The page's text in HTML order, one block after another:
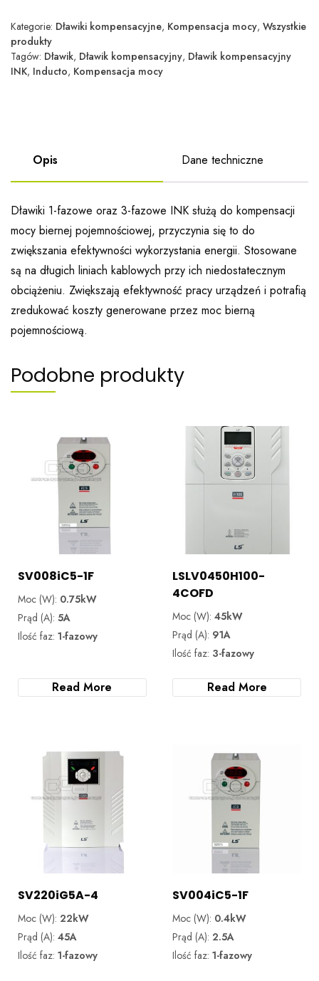
Kategorie: Dławiki kompensacyjne, Kompensacja mocy, Wszystkie
produkty
Tagów: Dławik, Dławik kompensacyjny, Dławik kompensacyjny
INK, Inducto, Kompensacja mocy
Opis Dane techniczne
Dławiki 1-fazowe oraz 3-fazowe INK służą do kompensacji
mocy biernej pojemnościowej, przyczynia się to do
zwiększania efektywności wykorzystania energii. Stosowane
są na długich liniach kablowych przy ich niedostatecznym
obciążeniu. Zwiększają efektywność pracy urządzeń i potrafią
zredukować koszty generowane przez moc bierną
pojemnościową.
Podobne produkty
SV008iC5-1F
Moc (W): 0.75kW
Prąd (A): 5A
Ilość faz: 1-fazowy
Read More
LSLV0450H100-
4COFD
Moc (W):45kW
Prąd (A): 91A
Ilość faz: 3-fazowy
Read More
SV220iG5A-4
Moc (W): 22kW
Prąd (A): 45A
Ilość faz: 1-fazowy
SV004iC5-1F
Moc (W): 0.4kW
Prąd (A): 2.5A
Ilość faz:1-fazowy